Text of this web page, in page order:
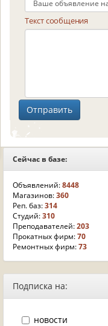
Текст сообщения
Сейчас в базе:
Объявлений:8448
Магазинов:360
Реп. баз:314
Студий:310
Преподавателей:203
Прокатных фирм:70
Ремонтных фирм:73
Подписка на:
новости